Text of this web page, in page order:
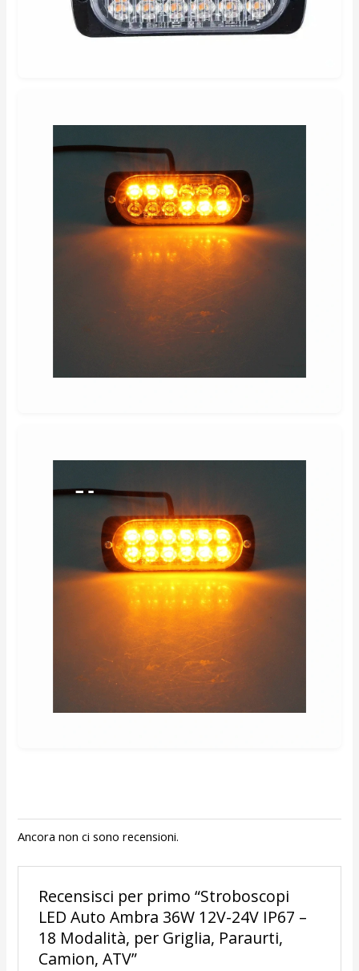
Ancora non ci sono recensioni.
Recensisci per primo “Stroboscopi
LED Auto Ambra 36W 12V-24V IP67 –
18 Modalità, per Griglia, Paraurti,
Camion, ATV”